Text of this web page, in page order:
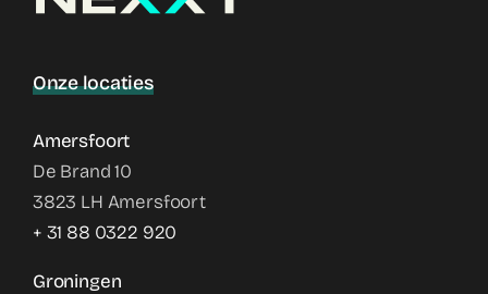
Onze locaties
Amersfoort
De Brand 10
3823 LH Amersfoort
+ 31 88 0322 920
Groningen